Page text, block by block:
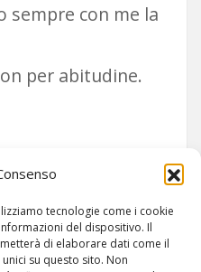
tecnologie come i cookie
del dispositivo. Il
di elaborare dati come il
su questo sito. Non
sempre con me la
per abitudine.
tuo segnale?